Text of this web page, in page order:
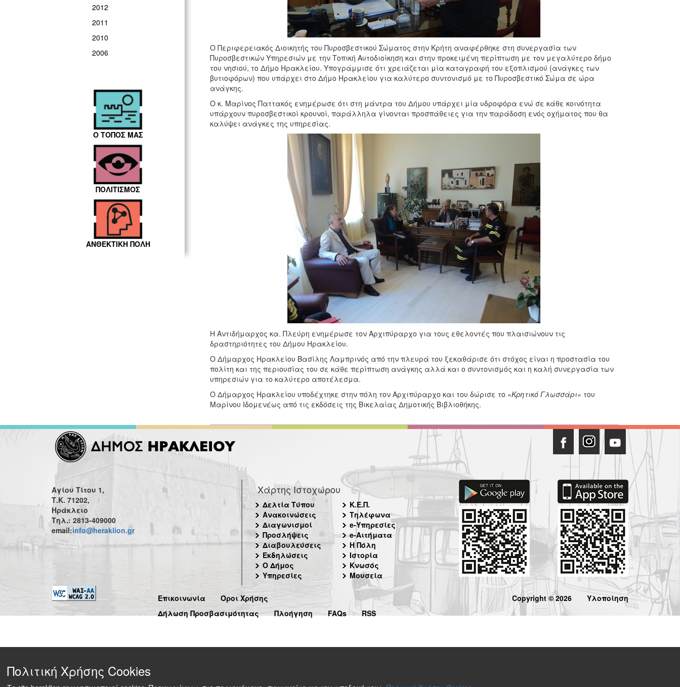
2012
2011
2010
2006
Ο ΤΟΠΟΣ ΜΑΣ
ΠΟΛΙΤΙΣΜΟΣ
ΑΝΘΕΚΤΙΚΗ ΠΟΛΗ
Ο Περιφερειακός Διοικητής του Πυροσβεστικού Σώματος στην Κρήτη αναφέρθηκε στη συνεργασία των
Πυροσβεστικών Υπηρεσιών με την Τοπική Αυτοδιοίκηση και στην προκειμένη περίπτωση με τον μεγαλύτερο δήμο
του νησιού, το Δήμο Ηρακλείου. Υπογράμμισε ότι χρειάζεται μία καταγραφή του εξοπλισμού (ανάγκες των
βυτιοφόρων) που υπάρχει στο Δήμο Ηρακλείου για καλύτερο συντονισμό με το Πυροσβεστικό Σώμα σε ώρα
ανάγκης.
Ο κ. Μαρίνος Παττακός ενημέρωσε ότι στη μάντρα του Δήμου υπάρχει μία υδροφόρα ενώ σε κάθε κοινότητα
υπάρχουν πυροσβεστικοί κρουνοί, παράλληλα γίνονται προσπάθειες για την παράδοση ενός οχήματος που θα
καλύψει ανάγκες της υπηρεσίας.
Η Αντιδήμαρχος κα. Πλεύρη ενημέρωσε τον Αρχιπύραρχο για τους εθελοντές που πλαισιώνουν τις
δραστηριότητες του Δήμου Ηρακλείου.
Ο Δήμαρχος Ηρακλείου Βασίλης Λαμπρινός από την πλευρά του ξεκαθάρισε ότι στόχος είναι η προστασία του
πολίτη και της περιουσίας του σε κάθε περίπτωση ανάγκης αλλά και ο συντονισμός και η καλή συνεργασία των
υπηρεσιών για το καλύτερο αποτέλεσμα.
Ο Δήμαρχος Ηρακλείου υποδέχτηκε στην πόλη τον Αρχιπύραρχο και του δώρισε το «Κρητικό Γλωσσάρι» του
Μαρίνου Ιδομενέως από τις εκδόσεις της Βικελαίας Δημοτικής Βιβλιοθήκης.
Αγίου Τίτου 1,
Τ.Κ. 71202,
Ηράκλειο
Τηλ.: 2813-409000
email:info@heraklion.gr
Χάρτης Ιστοχώρου
Δελτία Τύπου
Ανακοινώσεις
Διαγωνισμοί
Προσλήψεις
Διαβουλεύσεις
Εκδηλώσεις
Ο Δήμος
Υπηρεσίες
Κ.Ε.Π.
Τηλέφωνα
e-Υπηρεσίες
e-Αιτήματα
Η Πόλη
Ιστορία
Κνωσός
Μουσεία
Επικοινωνία
Όροι Χρήσης
Δήλωση Προσβασιμότητας
Πλοήγηση FAQs RSS
Copyright © 2026 Υλοποίηση
Πολιτική Χρήσης Cookies